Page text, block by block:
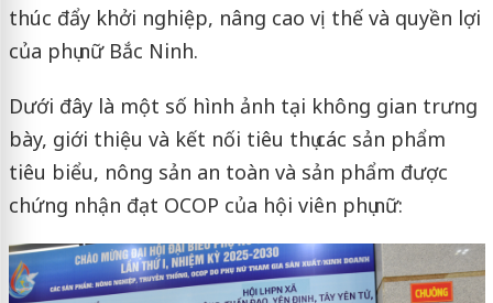
thúc đẩy khởi nghiệp, nâng cao vị thế và quyền lợi
của phụ nữ Bắc Ninh.
Dưới đây là một số hình ảnh tại không gian trưng
bày, giới thiệu và kết nối tiêu thụ các sản phẩm
tiêu biểu, nông sản an toàn và sản phẩm được
chứng nhận đạt OCOP của hội viên phụ nữ: